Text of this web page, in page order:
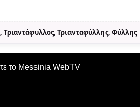
Τριανταφύλλης, Φύλλης
το Messinia WebTV